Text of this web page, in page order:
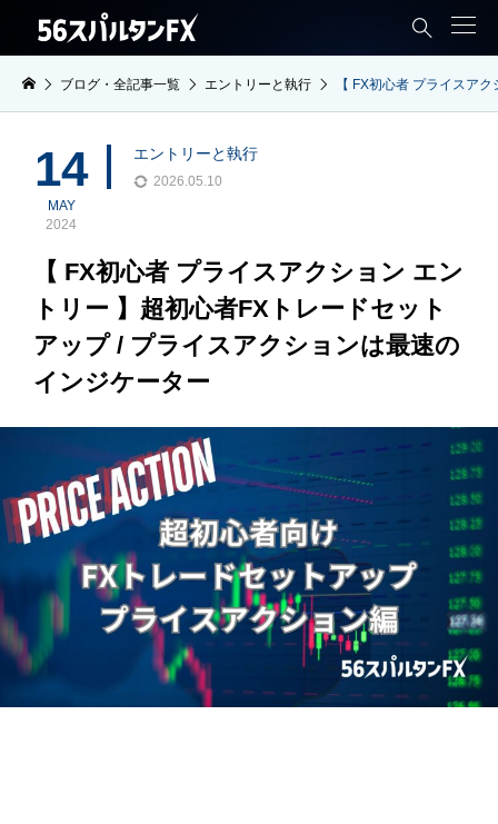

ブログ・全記事一覧 エントリーと執行 【 FX初心者 プライスア
14
MAY
2024
エントリーと執行
2026.05.10
【 FX初心者 プライスアクション エン
トリー 】超初心者FXトレードセット
アップ / プライスアクションは最速の
インジケーター